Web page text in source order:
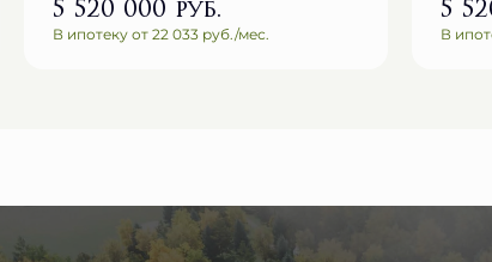
5 520 000 руб.
В ипотеку от 22 033 руб./мес.
5
В